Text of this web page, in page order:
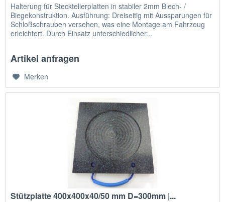
Halterung für Stecktellerplatten in stabiler 2mm Blech- /
Biegekonstruktion. Ausführung: Dreiseitig mit Aussparungen für
Schloßschrauben versehen, was eine Montage am Fahrzeug
erleichtert. Durch Einsatz unterschiedlicher...
Artikel anfragen
Merken
Stützplatte 400x400x40/50 mm D=300mm |...